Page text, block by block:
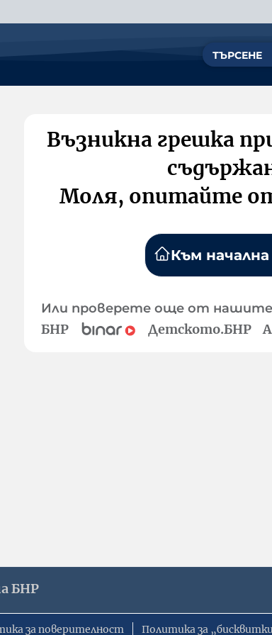
Възникна грешка
Моля, опитайте
Към
Или проверете още от
БНР Детското.БНР
БНР
за поверителност Политика за